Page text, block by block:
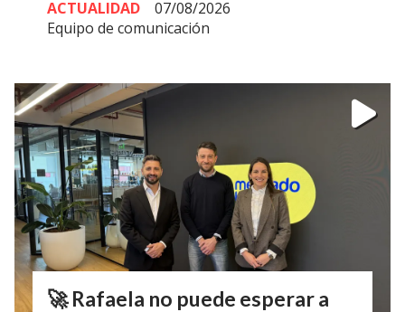
Equipo de comunicación
ACTUALIDAD 07/08/2026
🚀 Rafaela no puede esperar a